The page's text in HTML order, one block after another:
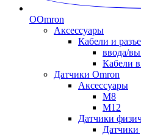
OOmron
Аксессуары
Кабели и
ввода/
Кабели
Датчики Omron
Аксессуары
M8
M12
Датчики
Датчики